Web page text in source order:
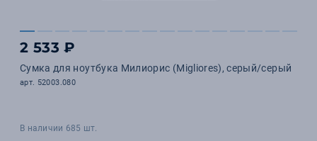
2 533 ₽
Сумка для ноутбука Милиорис (Migliores), серый/серый
арт. 52003.080
В наличии 685 шт.